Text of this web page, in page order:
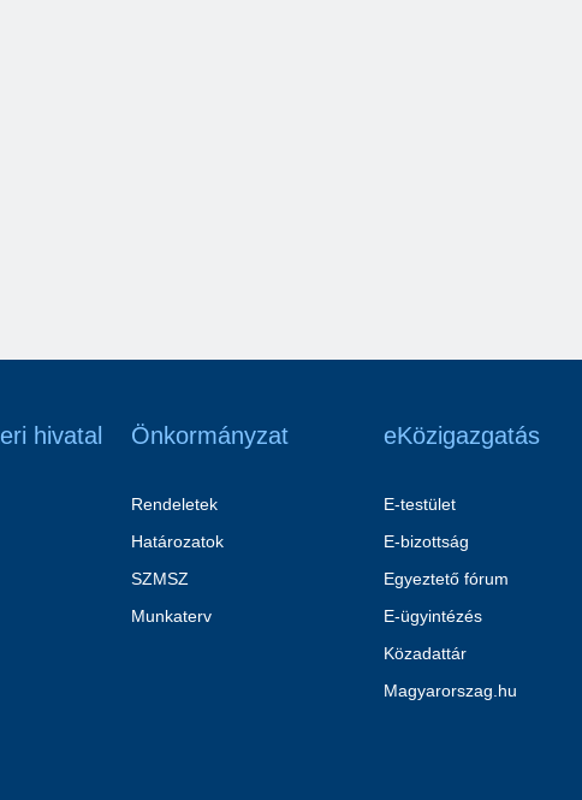
hivatal Önkormányzat
Rendeletek
Határozatok
SZMSZ
Munkaterv
eKözigazgatás
E-testület
E-bizottság
Egyeztető fórum
E-ügyintézés
Közadattár
Magyarorszag.hu